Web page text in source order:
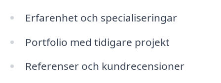
Erfarenhet och specialiseringar
Portfolio med tidigare projekt
Referenser och kundrecensioner